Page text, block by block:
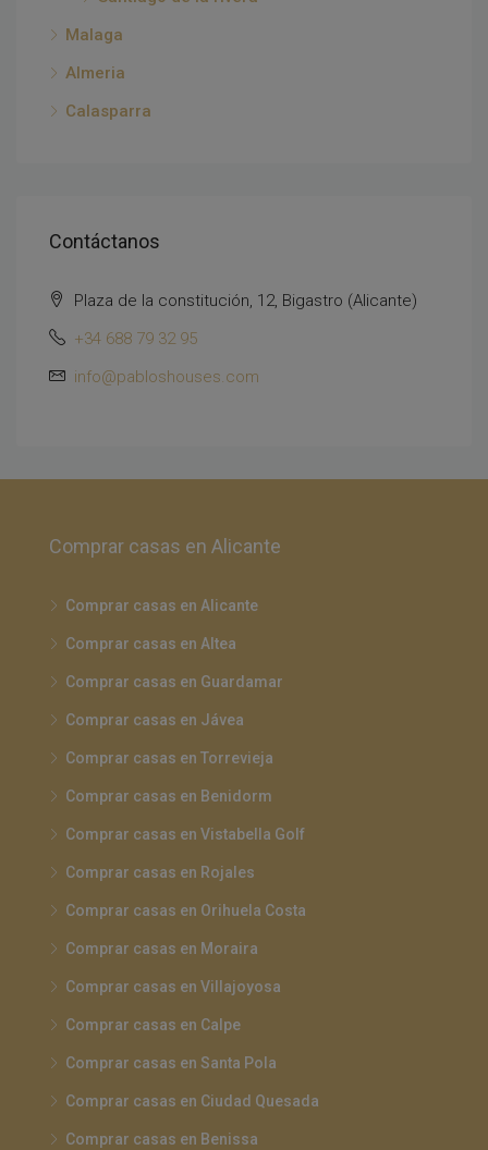
Malaga
Almeria
Calasparra
Contáctanos
Plaza de la constitución, 12, Bigastro (Alicante)
+34 688 79 32 95
info@pabloshouses.com
Comprar casas en Alicante
Comprar casas en Alicante
Comprar casas en Altea
Comprar casas en Guardamar
Comprar casas en Jávea
Comprar casas en Torrevieja
Comprar casas en Benidorm
Comprar casas en Vistabella Golf
Comprar casas en Rojales
Comprar casas en Orihuela Costa
Comprar casas en Moraira
Comprar casas en Villajoyosa
Comprar casas en Calpe
Comprar casas en Santa Pola
Comprar casas en Ciudad Quesada
Comprar casas en Benissa